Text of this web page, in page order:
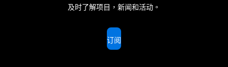
及时了解项目，新闻和活动。
订阅